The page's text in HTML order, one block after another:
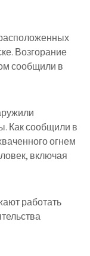
Возгорание
сообщили в
Как сообщили в
огнем
включая
работать